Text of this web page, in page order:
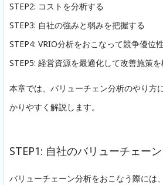
STEP2: コストを分析する
STEP3: 自社の強みと弱みを把握する
STEP4: VRIO分析をおこなって競争優位
STEP5: 経営資源を最適化して改善施策
本章では、バリューチェン分析のやり方
かりやすく解説します。
STEP1: 自社のバリューチェー
バリューチェーン分析をおこなう際には